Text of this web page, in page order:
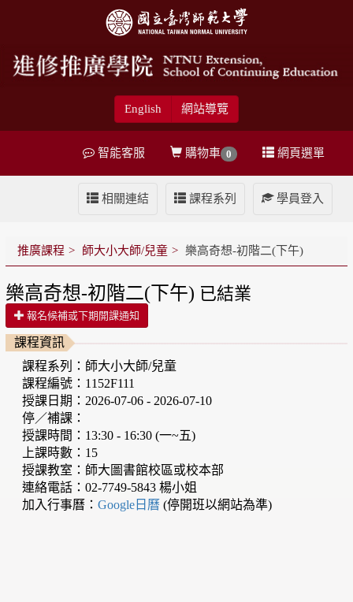
English 網站導覽
網頁選單
購物車 0
智能客服
學員登入
課程系列
相關連結
推廣課程 師大小大師/兒童 樂高奇想-初階二(下午)
樂高奇想-初階二(下午) 已結業
報名候補或下期開課通知
課程資訊
課程系列：師大小大師/兒童
課程編號：1152F111
授課日期：2026-07-06 - 2026-07-10
停／補課：
授課時間：13:30 - 16:30 (一~五)
上課時數：15
授課教室：師大圖書館校區或校本部
連絡電話：02-7749-5843 楊小姐
加入行事曆：Google日曆(停開班以網站為準)